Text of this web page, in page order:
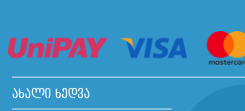
ახალი ხედვა